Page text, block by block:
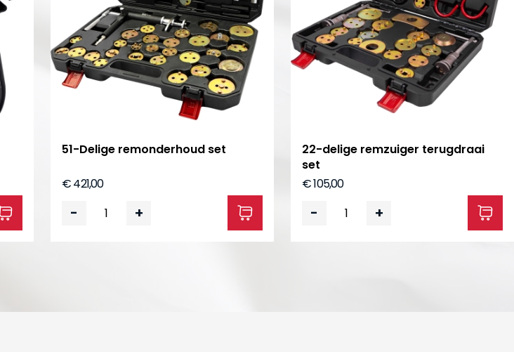
51-Delige remonderhoud set
€ 421,00
- +
22-delige remzuiger terugdraai
set
€ 105,00
- +